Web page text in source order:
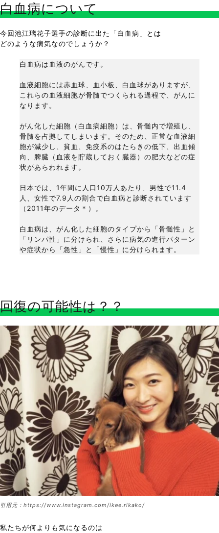
白血病について
今回池江璃花子選手の診断に出た「白血病」とは
どのような病気なのでしょうか？
白血病は血液のがんです。
血液細胞には赤血球、血小板、白血球がありますが、
これらの血液細胞が骨髄でつくられる過程で、がんに
なります。
がん化した細胞（白血病細胞）は、骨髄内で増殖し、
骨髄を占拠してしまいます。そのため、正常な血液細
胞が減少し、貧血、免疫系のはたらきの低下、出血傾
向、脾臓（血液を貯蔵しておく臓器）の肥大などの症
状があらわれます。
日本では、1年間に人口10万人あたり、男性で11.4
人、女性で7.9人の割合で白血病と診断されています
（2011年のデータ＊）。
白血病は、がん化した細胞のタイプから「骨髄性」と
「リンパ性」に分けられ、さらに病気の進行パターン
や症状から「急性」と「慢性」に分けられます。
回復の可能性は？？
引用元：https://www.instagram.com/ikee.rikako/
私たちが何よりも気になるのは